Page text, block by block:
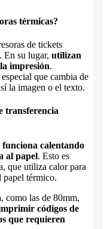
térmicas?
de tickets
En su lugar, utilizan
impresión.
que cambia de
la imagen o el texto.
transferencia
funciona calentando
al papel. Esto es
que utiliza calor para
papel térmico.
como las de 80mm,
códigos de
que requieren